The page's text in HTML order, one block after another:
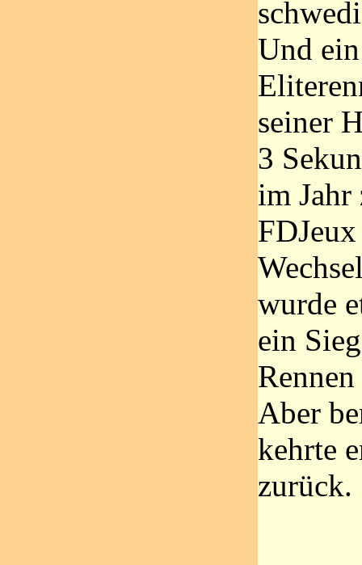
Und
seiner
3
im
wurde
ein
Aber
kehrte
zurück.